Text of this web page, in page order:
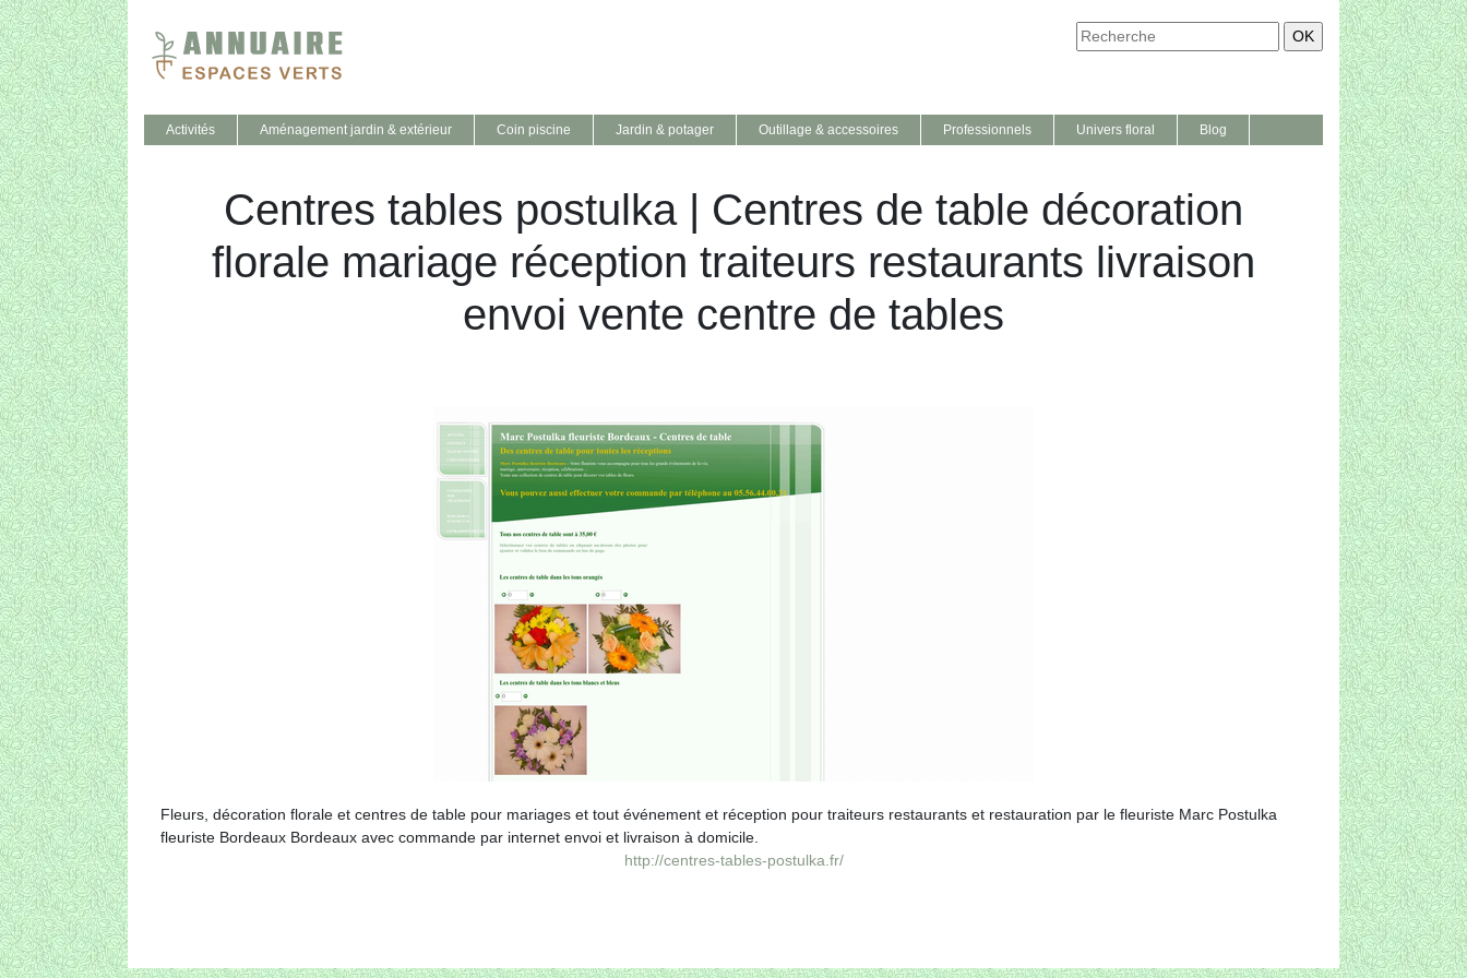
Activités Aménagement jardin & extérieur Coin piscine Jardin & potager Outillage & accessoires Professionnels Univers floral Blog
Centres tables postulka | Centres de table décoration
florale mariage réception traiteurs restaurants livraison
envoi vente centre de tables
Fleurs, décoration florale et centres de table pour mariages et tout événement et réception pour traiteurs restaurants et restauration par le fleuriste Marc Postulka
fleuriste Bordeaux Bordeaux avec commande par internet envoi et livraison à domicile.
http://centres-tables-postulka.fr/